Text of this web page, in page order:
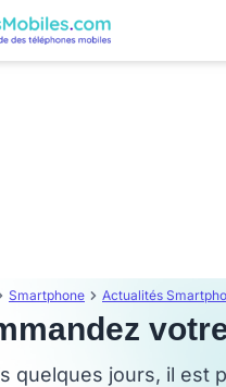
Smartphone Actualités
quelques jours, il est